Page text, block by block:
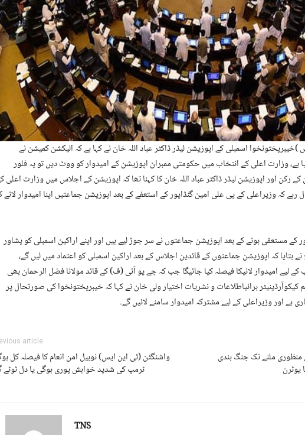
اسمبلی کے اپوزیشن لیڈر ڈاکٹر عباد اللہ خان نے کہا ہے کہ الیکشن کمیشن نے
ہے، وزارت اعلی کے انتخاب میں حکومتی ممبران اپوزیشن کے امیدوار کو ووٹ دیں تو یہ فلور
رکن اور اپوزیشن لیڈر ڈاکٹر عباد اللہ خان کا کہنا تھا کہ اپوزیشن کے اجلاس میں وزارت اعلی
رہے کہ وزیراعلی کے پی علی امین گنڈاپور کے استعفے کے بعد اپوزیشن جماعتیں اپنا امیدوار لانے
کے مستعفی ہونے کے بعد اپوزیشن جماعتوں نے سر جوڑ لیے ہیں اور اپنے اراکین اسمبلی کو پشاور
بتایا کہ اپوزیشن جماعتوں کے قائدین اجلاس کے بعد اراکین اسمبلی کو اعتماد میں لیں گے،
لیے امیدوار لانیکا فیصلہ کیا جائیگا جب کہ جے یو آئی (ف) کے قائد مولانا فضل الرحمان بھی
برائیاطلاعات و نشریات اختیار ولی خان نے کہا کہ خیبرپختونخوا کی صورتحال پر
اور وزیراعلی کے لیے مشترکہ امیدوار سامنے لائیں گے۔
article
واشنگٹن (ٹی این ایس) نوبیل امن انعام کا فیصلہ کل
ٹرمپ کی شدید خواہش پوری ہوگی یا دل ٹوٹے
منظوری ملنے تک جنگ بندی
یوٹرن
TNS